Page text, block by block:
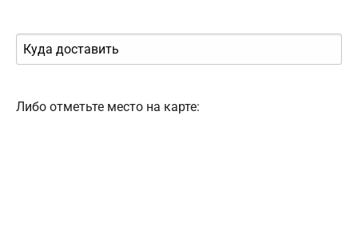
Либо отметьте место на карте: